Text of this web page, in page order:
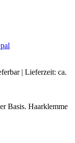
| Lieferzeit: ca.
Basis. Haarklemme